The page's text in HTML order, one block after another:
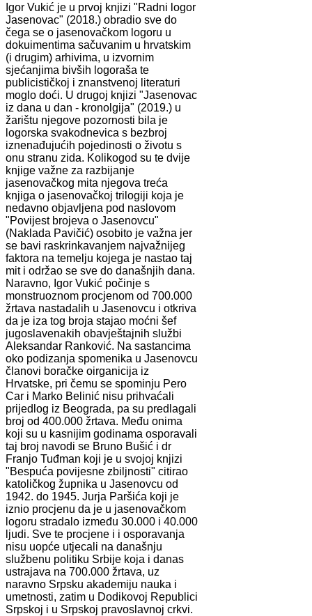
Igor Vukić je u prvoj knjizi "Radni logor
Jasenovac" (2018.) obradio sve do
čega se o jasenovačkom logoru u
dokuimentima sačuvanim u hrvatskim
(i drugim) arhivima, u izvornim
sjećanjima bivših logoraša te
publicističkoj i znanstvenoj literaturi
moglo doći. U drugoj knjizi "Jasenovac
iz dana u dan - kronolgija" (2019.) u
žarištu njegove pozornosti bila je
logorska svakodnevica s bezbroj
iznenađujućih pojedinosti o životu s
onu stranu zida. Kolikogod su te dvije
knjige važne za razbijanje
jasenovačkog mita njegova treća
knjiga o jasenovačkoj trilogiji koja je
nedavno objavljena pod naslovom
"Povijest brojeva o Jasenovcu"
(Naklada Pavičić) osobito je važna jer
se bavi raskrinkavanjem najvažnijeg
faktora na temelju kojega je nastao taj
mit i održao se sve do današnjih dana.
Naravno, Igor Vukić počinje s
monstruoznom procjenom od 700.000
žrtava nastadalih u Jasenovcu i otkriva
da je iza tog broja stajao moćni šef
jugoslavenakih obavještajnih službi
Aleksandar Ranković. Na sastancima
oko podizanja spomenika u Jasenovcu
članovi boračke oirganicija iz
Hrvatske, pri čemu se spominju Pero
Car i Marko Belinić nisu prihvaćali
prijedlog iz Beograda, pa su predlagali
broj od 400.000 žrtava. Među onima
koji su u kasnijim godinama osporavali
taj broj navodi se Bruno Bušić i dr
Franjo Tuđman koji je u svojoj knjizi
"Bespuća povijesne zbiljnosti" citirao
katoličkog župnika u Jasenovcu od
1942. do 1945. Jurja Paršića koji je
iznio procjenu da je u jasenovačkom
logoru stradalo između 30.000 i 40.000
ljudi. Sve te procjene i i osporavanja
nisu uopće utjecali na današnju
službenu politiku Srbije koja i danas
ustrajava na 700.000 žrtava, uz
naravno Srpsku akademiju nauka i
umetnosti, zatim u Dodikovoj Republici
Srpskoj i u Srpskoj pravoslavnoj crkvi.